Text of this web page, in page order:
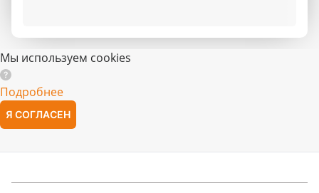
Мы используем cookies
Подробнее
Я СОГЛАСЕН